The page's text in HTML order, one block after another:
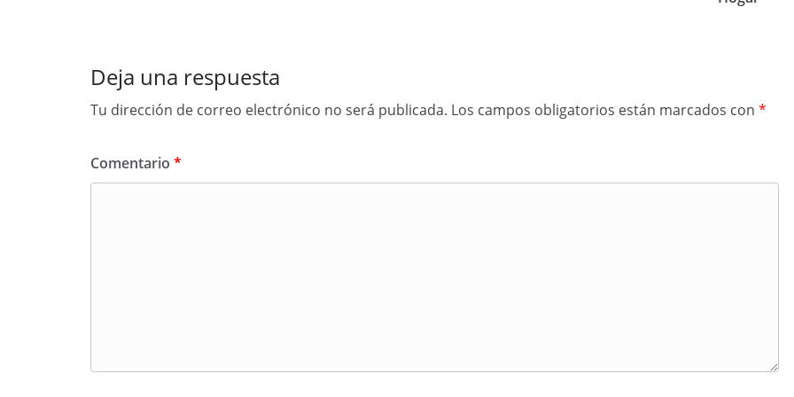
Deja una respuesta
Tu dirección de correo electrónico no será publicada. Los campos obligatorios están marcados con *
Comentario *